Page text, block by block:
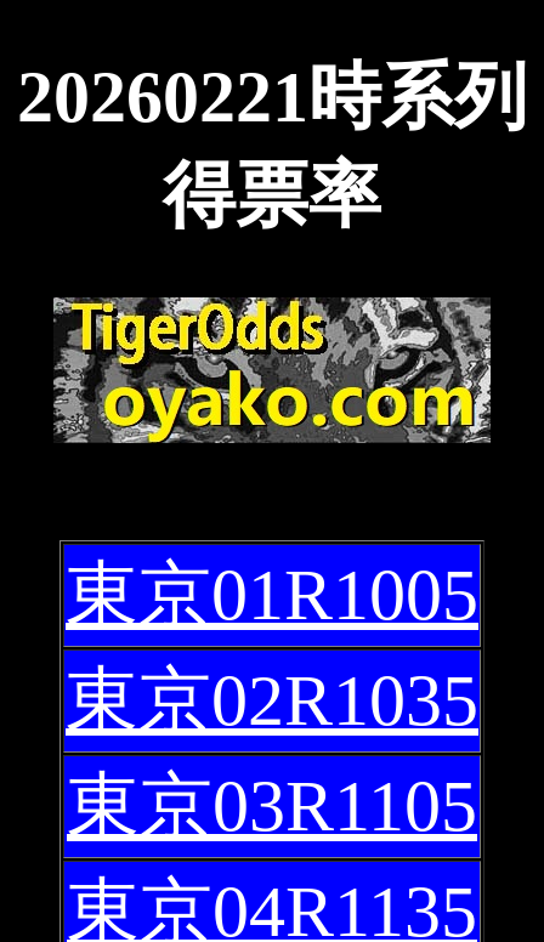
20260221時系列
得票率
東京01R1005
東京02R1035
東京03R1105
東京04R1135